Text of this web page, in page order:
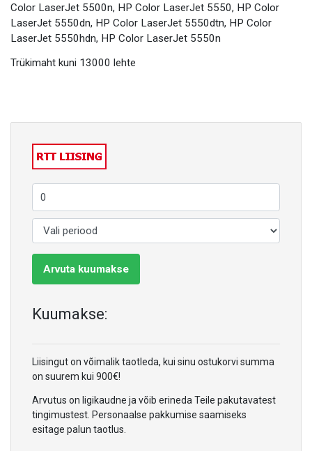
Color LaserJet 5500n, HP Color LaserJet 5550, HP Color
LaserJet 5550dn, HP Color LaserJet 5550dtn, HP Color
LaserJet 5550hdn, HP Color LaserJet 5550n
Trükimaht kuni 13000 lehte
Arvuta kuumakse
Kuumakse:
Liisingut on võimalik taotleda, kui sinu ostukorvi summa
on suurem kui 900€!
Arvutus on ligikaudne ja võib erineda Teile pakutavatest
tingimustest. Personaalse pakkumise saamiseks
esitage palun taotlus.